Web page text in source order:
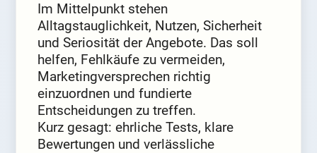
Im Mittelpunkt stehen
Alltagstauglichkeit, Nutzen, Sicherheit
und Seriosität der Angebote. Das soll
helfen, Fehlkäufe zu vermeiden,
Marketingversprechen richtig
einzuordnen und fundierte
Entscheidungen zu treffen.
Kurz gesagt: ehrliche Tests, klare
Bewertungen und verlässliche